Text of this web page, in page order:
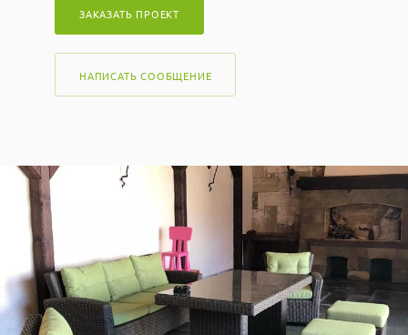
ЗАКАЗАТЬ ПРОЕКТ
НАПИСАТЬ СООБЩЕНИЕ